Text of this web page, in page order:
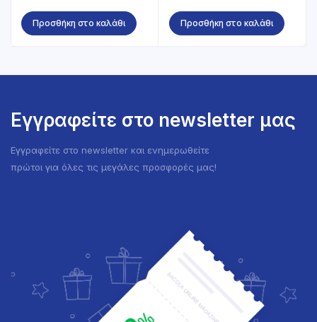
Προσθήκη στο καλάθι
price
was:
τρέχουσα
τιμή
Προσθήκη στο καλάθι
Εγγραφείτε στο newsletter μας
Εγγραφείτε στο newsletter και ενημερωθείτε
πρώτοι για όλες τις μεγάλες προσφορές μας!